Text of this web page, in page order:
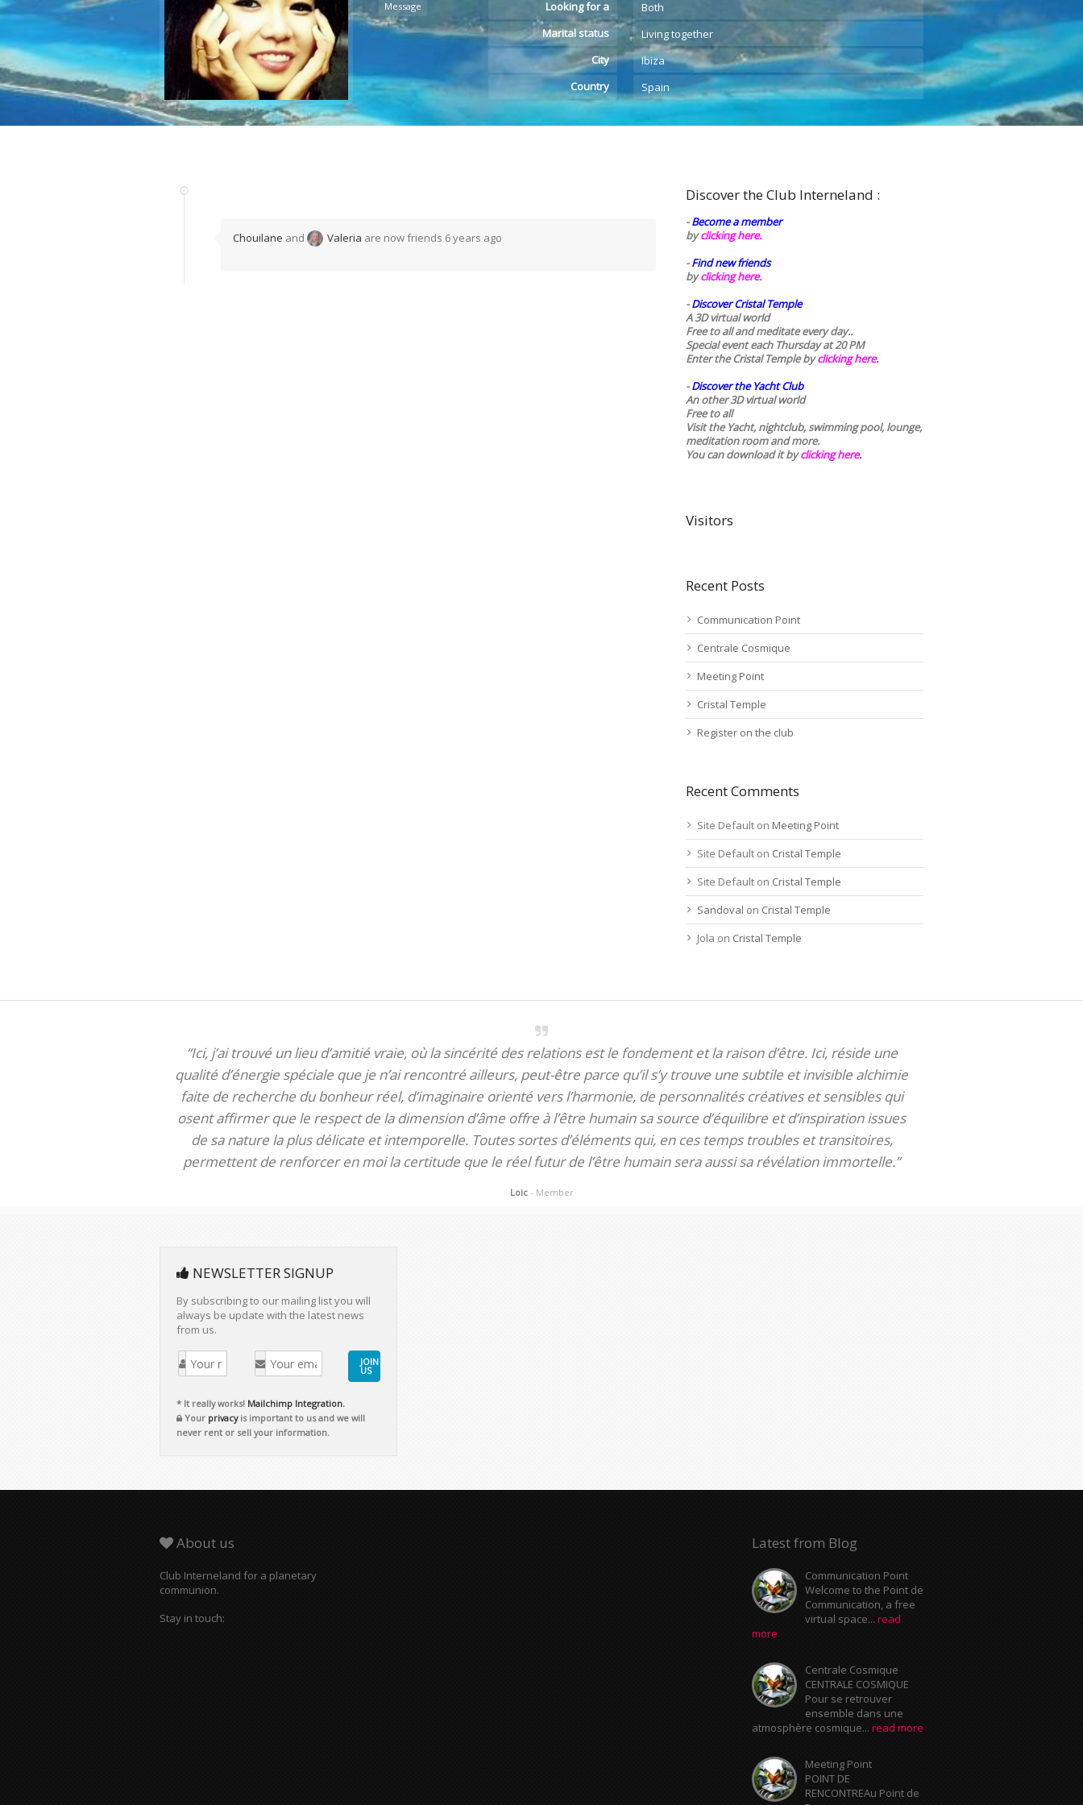
Message
Looking for a
Both
Marital status
Living together
City
Ibiza
Country
Spain
Chouilane and Valeria are now friends 6 years ago
Discover the Club Interneland :
-Become a member
byclicking here.
-Find new friends
byclicking here.
-Discover Cristal Temple
A 3D virtual world
Free to all and meditate every day..
Special event each Thursday at 20 PM
Enter the Cristal Temple byclicking here.
-Discover the Yacht Club
An other 3D virtual world
Free to all
Visit the Yacht, nightclub, swimming pool, lounge,
meditation room and more.
You can download it byclicking here.
Visitors
Recent Posts
Communication Point
Centrale Cosmique
Meeting Point
Cristal Temple
Register on the club
Recent Comments
Site Default on Meeting Point
Site Default on Cristal Temple
Site Default on Cristal Temple
Sandoval on Cristal Temple
Jola on Cristal Temple
“Ici, j’ai trouvé un lieu d’amitié vraie, où la sincérité des relations est le fondement et la raison d’être. Ici, réside une
qualité d’énergie spéciale que je n’ai rencontré ailleurs, peut-être parce qu’il s’y trouve une subtile et invisible alchimie
faite de recherche du bonheur réel, d’imaginaire orienté vers l’harmonie, de personnalités créatives et sensibles qui
osent affirmer que le respect de la dimension d’âme offre à l’être humain sa source d’équilibre et d’inspiration issues
de sa nature la plus délicate et intemporelle. Toutes sortes d’éléments qui, en ces temps troubles et transitoires,
permettent de renforcer en moi la certitude que le réel futur de l’être humain sera aussi sa révélation immortelle.”
Loic - Member
NEWSLETTER SIGNUP
By subscribing to our mailing list you will
always be update with the latest news
from us.
JOIN
US
* It really works! Mailchimp Integration.
Your privacyis important to us and we will
never rent or sell your information.
About us
Club Interneland for a planetary
communion.
Stay in touch:
Latest from Blog
Communication Point
Welcome to the Point de
Communication, a free
virtual space... read
more
Centrale Cosmique
CENTRALE COSMIQUE
Pour se retrouver
ensemble dans une
atmosphère cosmique... read more
Meeting Point
POINT DE
RENCONTREAu Point de